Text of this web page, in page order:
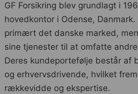
GF Forsikring blev grundlagt i
hovedkontor i Odense,
primært det danske marked,
sine tjenester til at omfatte
Deres kundeportefølje består af
og erhvervsdrivende, hvilket
rækkevidde og ekspertise.